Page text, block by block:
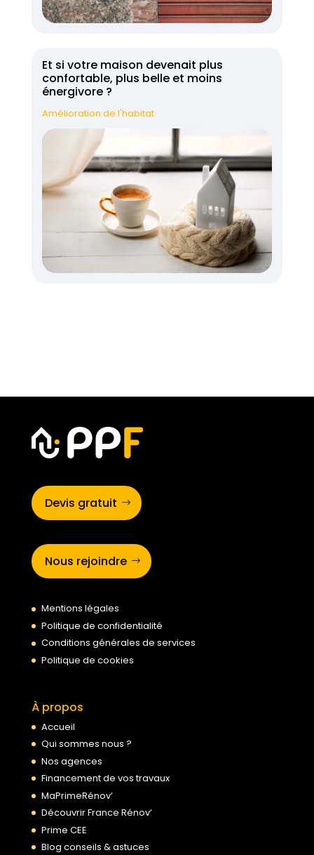
Et si votre maison devenait plus
confortable, plus belle et moins
énergivore ?
Amélioration de l'habitat
Devis gratuit
Nous rejoindre
Mentions légales
Politique de confidentialité
Conditions générales de services
Politique de cookies
À propos
Accueil
Qui sommes nous ?
Nos agences
Financement de vos travaux
MaPrimeRénov’
Découvrir France Rénov’
Prime CEE
Blog conseils & astuces